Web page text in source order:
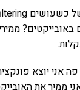
אני יוצא